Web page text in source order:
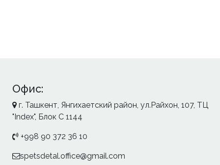
Офис:
г. Ташкент, Янгихаетский район, ул.Райхон, 107, ТЦ
"Index", Блок С 1144
+998 90 372 36 10
spetsdetal.office@gmail.com